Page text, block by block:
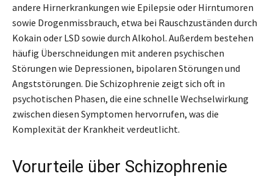
andere Hirnerkrankungen wie Epilepsie oder Hirntumoren
sowie Drogenmissbrauch, etwa bei Rauschzuständen durch
Kokain oder LSD sowie durch Alkohol. Außerdem bestehen
häufig Überschneidungen mit anderen psychischen
Störungen wie Depressionen, bipolaren Störungen und
Angststörungen. Die Schizophrenie zeigt sich oft in
psychotischen Phasen, die eine schnelle Wechselwirkung
zwischen diesen Symptomen hervorrufen, was die
Komplexität der Krankheit verdeutlicht.
Vorurteile über Schizophrenie